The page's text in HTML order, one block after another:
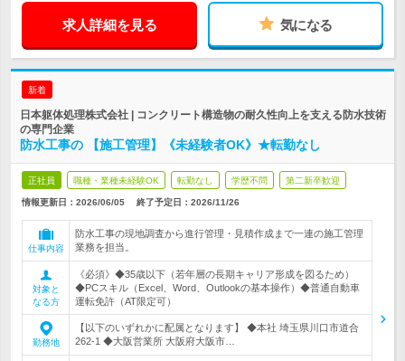
求人詳細を見る 気になる
新着
日本躯体処理株式会社 | コンクリート構造物の耐久性向上を支える防水技術
の専門企業
防水工事の 【施工管理】《未経験者OK》★転勤なし
正社員 職種・業種未経験OK 転勤なし 学歴不問 第二新卒歓迎
情報更新日：2026/06/05 終了予定日： 2026/11/26
仕事内容
防水工事の現地調査から進行管理・見積作成まで一連の施工管理
業務を担当。
対象と
なる方
《必須》◆35歳以下（若年層の長期キャリア形成を図るため）
◆PCスキル（Excel、Word、Outlookの基本操作）◆普通自動車
運転免許（AT限定可）
勤務地
【以下のいずれかに配属となります】 ◆本社 埼玉県川口市道合
262-1 ◆大阪営業所 大阪府大阪市…